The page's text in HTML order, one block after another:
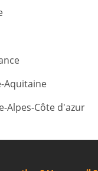
Aquitaine
Alpes-Côte d'azur